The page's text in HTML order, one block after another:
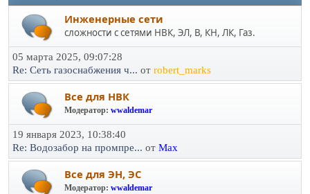
Инженерные сети
сложности с сетями НВК, ЭЛ, В, КН, ЛК, Газ.
05 марта 2025, 09:07:28
Re: Сеть газоснабжения ч... от robert_marks
Все для НВК
Модератор: wwaldemar
19 января 2023, 10:38:40
Re: Водозабор на промпре... от Max
Все для ЭН, ЭС
Модератор: wwaldemar